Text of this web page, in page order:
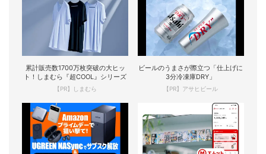
累計販売数1700万枚突破の大ヒッ
ト！しまむら『超COOL』シリーズ
【PR】しまむら
ビールのうまさが際立つ「仕上げに
3分冷凍庫DRY」
【PR】アサヒビール